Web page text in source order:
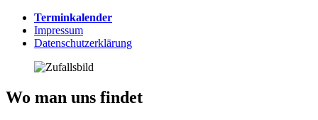
Terminkalender
Impressum
Datenschutzerklärung
Wo man uns findet